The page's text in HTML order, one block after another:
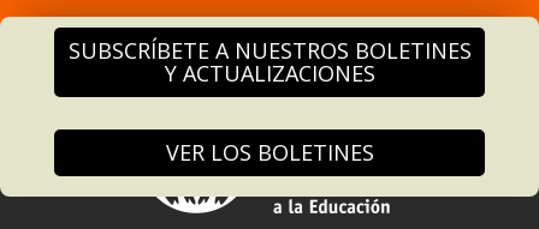
SUBSCRÍBETE A NUESTROS BOLETINES
Y ACTUALIZACIONES
VER LOS BOLETINES